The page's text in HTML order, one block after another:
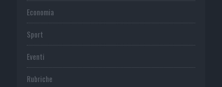
Economia
Sport
Eventi
Rubriche